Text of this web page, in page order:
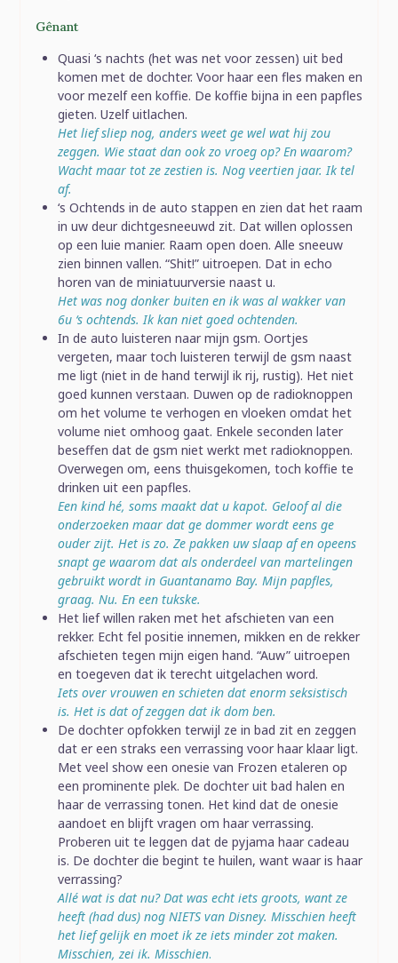
Gênant
Quasi ‘s nachts (het was net voor zessen) uit bed
komen met de dochter. Voor haar een fles maken en
voor mezelf een koffie. De koffie bijna in een papfles
gieten. Uzelf uitlachen.
Het lief sliep nog, anders weet ge wel wat hij zou
zeggen. Wie staat dan ook zo vroeg op? En waarom?
Wacht maar tot ze zestien is. Nog veertien jaar. Ik tel
af.
‘s Ochtends in de auto stappen en zien dat het raam
in uw deur dichtgesneeuwd zit. Dat willen oplossen
op een luie manier. Raam open doen. Alle sneeuw
zien binnen vallen. “Shit!” uitroepen. Dat in echo
horen van de miniatuurversie naast u.
Het was nog donker buiten en ik was al wakker van
6u ‘s ochtends. Ik kan niet goed ochtenden.
In de auto luisteren naar mijn gsm. Oortjes
vergeten, maar toch luisteren terwijl de gsm naast
me ligt (niet in de hand terwijl ik rij, rustig). Het niet
goed kunnen verstaan. Duwen op de radioknoppen
om het volume te verhogen en vloeken omdat het
volume niet omhoog gaat. Enkele seconden later
beseffen dat de gsm niet werkt met radioknoppen.
Overwegen om, eens thuisgekomen, toch koffie te
drinken uit een papfles.
Een kind hé, soms maakt dat u kapot. Geloof al die
onderzoeken maar dat ge dommer wordt eens ge
ouder zijt. Het is zo. Ze pakken uw slaap af en opeens
snapt ge waarom dat als onderdeel van martelingen
gebruikt wordt in Guantanamo Bay. Mijn papfles,
graag. Nu. En een tukske.
Het lief willen raken met het afschieten van een
rekker. Echt fel positie innemen, mikken en de rekker
afschieten tegen mijn eigen hand. “Auw” uitroepen
en toegeven dat ik terecht uitgelachen word.
Iets over vrouwen en schieten dat enorm seksistisch
is. Het is dat of zeggen dat ik dom ben.
De dochter opfokken terwijl ze in bad zit en zeggen
dat er een straks een verrassing voor haar klaar ligt.
Met veel show een onesie van Frozen etaleren op
een prominente plek. De dochter uit bad halen en
haar de verrassing tonen. Het kind dat de onesie
aandoet en blijft vragen om haar verrassing.
Proberen uit te leggen dat de pyjama haar cadeau
is. De dochter die begint te huilen, want waar is haar
verrassing?
Allé wat is dat nu? Dat was echt iets groots, want ze
heeft (had dus) nog NIETS van Disney. Misschien heeft
het lief gelijk en moet ik ze iets minder zot maken.
Misschien, zei ik. Misschien.